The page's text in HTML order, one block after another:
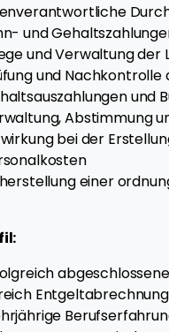
und
und Verwaltung
und
und
Abstimmung
bei der
einer
Entgeltabrechnung